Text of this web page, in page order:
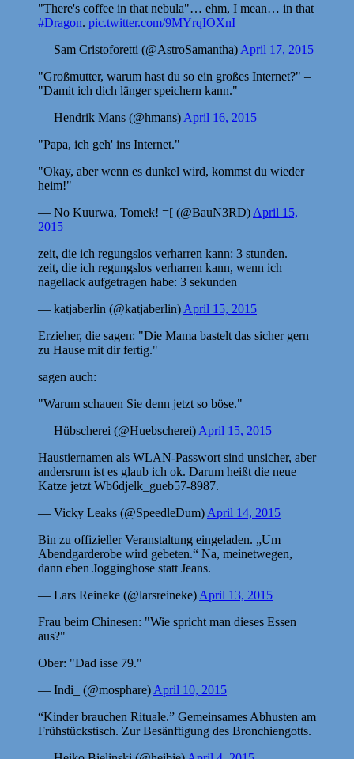
"There's coffee in that nebula"… ehm, I mean… in that
#Dragon. pic.twitter.com/9MYrqIOXnI
— Sam Cristoforetti (@AstroSamantha) April 17, 2015
"Großmutter, warum hast du so ein großes Internet?" –
"Damit ich dich länger speichern kann."
— Hendrik Mans (@hmans) April 16, 2015
"Papa, ich geh' ins Internet."
"Okay, aber wenn es dunkel wird, kommst du wieder
heim!"
— No Kuurwa, Tomek! =[ (@BauN3RD) April 15,
2015
zeit, die ich regungslos verharren kann: 3 stunden.
zeit, die ich regungslos verharren kann, wenn ich
nagellack aufgetragen habe: 3 sekunden
— katjaberlin (@katjaberlin) April 15, 2015
Erzieher, die sagen: "Die Mama bastelt das sicher gern
zu Hause mit dir fertig."
sagen auch:
"Warum schauen Sie denn jetzt so böse."
— Hübscherei (@Huebscherei) April 15, 2015
Haustiernamen als WLAN-Passwort sind unsicher, aber
andersrum ist es glaub ich ok. Darum heißt die neue
Katze jetzt Wb6djelk_gueb57-8987.
— Vicky Leaks (@SpeedleDum) April 14, 2015
Bin zu offizieller Veranstaltung eingeladen. „Um
Abendgarderobe wird gebeten.“ Na, meinetwegen,
dann eben Jogginghose statt Jeans.
— Lars Reineke (@larsreineke) April 13, 2015
Frau beim Chinesen: "Wie spricht man dieses Essen
aus?"
Ober: "Dad isse 79."
— Indi_ (@mosphare) April 10, 2015
“Kinder brauchen Rituale.” Gemeinsames Abhusten am
Frühstückstisch. Zur Besänftigung des Bronchiengotts.